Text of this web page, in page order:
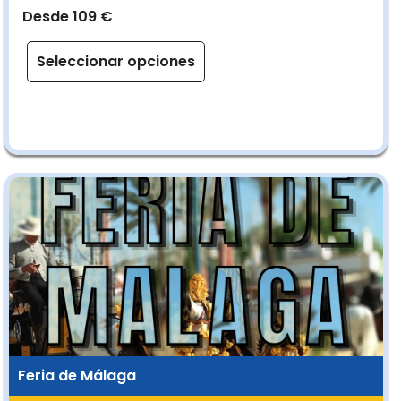
Desde 109 €
Seleccionar opciones
Feria de Málaga